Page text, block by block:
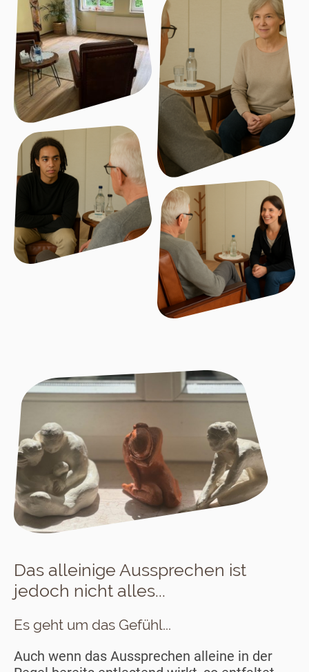
Das alleinige Aussprechen ist
jedoch nicht alles...
Es geht um das Gefühl...
Auch wenn das Aussprechen alleine in der